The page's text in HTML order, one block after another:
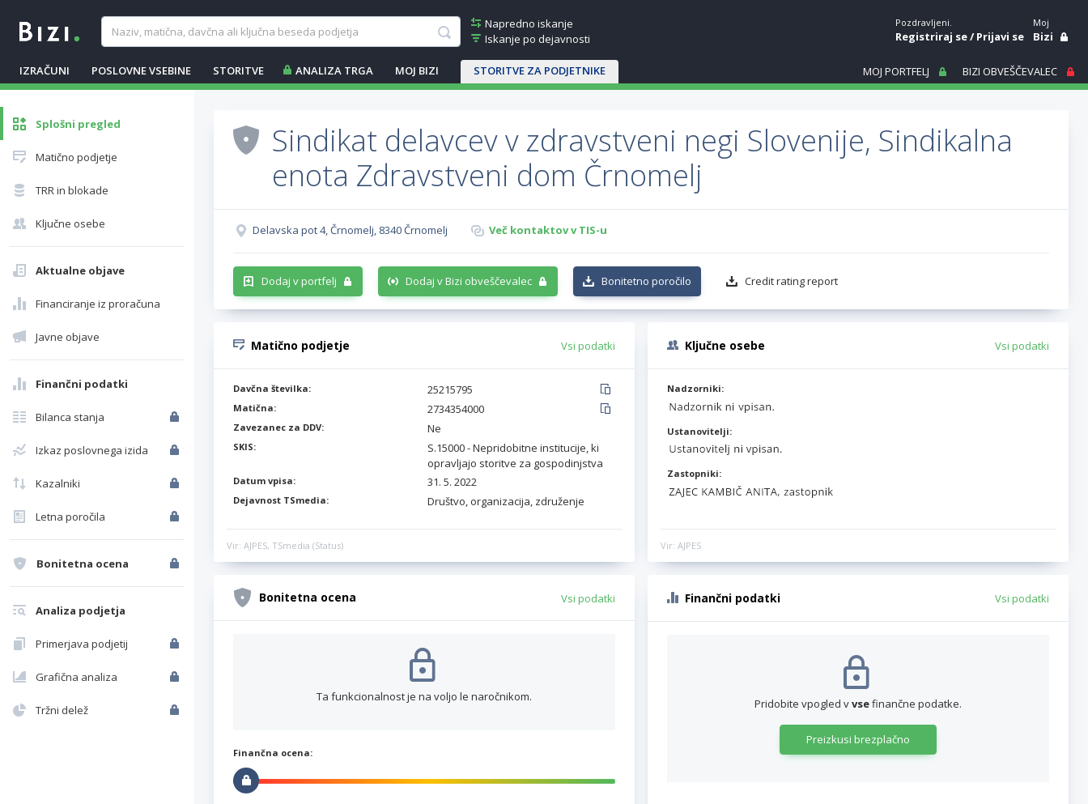
Napredno iskanje
Iskanje po dejavnosti
IZRAČUNI POSLOVNE VSEBINE STORITVE ANALIZA TRGA MOJ BIZI STORITVE ZA PODJETNIKE
Pozdravljeni.
Registriraj se/Prijavi se
Moj
Bizi
MOJ PORTFELJ BIZI OBVEŠČEVALEC
Splošni pregled
Matično podjetje
TRR in blokade
Ključne osebe
Aktualne objave
Financiranje iz proračuna
Javne objave
Finančni podatki
Bilanca stanja
Izkaz poslovnega izida
Kazalniki
Letna poročila
Bonitetna ocena
Analiza podjetja
Primerjava podjetij
Grafična analiza
Tržni delež
Sindikat delavcev v zdravstveni negi Slovenije, Sindikalna
enota Zdravstveni dom Črnomelj
Delavska pot 4, Črnomelj, 8340 Črnomelj Več kontaktov v TIS-u
Dodaj v portfelj Dodaj v Bizi obveščevalec Bonitetno poročilo Credit rating report
Matično podjetje Vsi podatki
Davčna številka: 25215795
Matična: 2734354000
Zavezanec za DDV: Ne
SKIS:
S.15000 - Nepridobitne institucije, ki
opravljajo storitve za gospodinjstva
Datum vpisa: 31. 5. 2022
Dejavnost TSmedia: Društvo, organizacija, združenje
Vir: AJPES, TSmedia (Status)
Ključne osebe Vsi podatki
Nadzorniki:
Ustanovitelji:
Zastopniki:
Vir: AJPES
Bonitetna ocena Vsi podatki
Ta funkcionalnost je na voljo le naročnikom.
Finančna ocena:
Finančni podatki Vsi podatki
Pridobite vpogled vvsefinančne podatke.
Preizkusi brezplačno